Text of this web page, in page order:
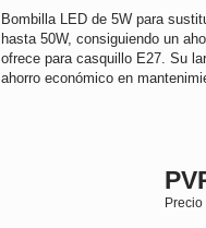
Bombilla LED de 5W para
hasta 50W, consiguiendo un
ofrece para casquillo E27. Su
ahorro económico en